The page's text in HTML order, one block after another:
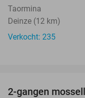
Taormina
Deinze (12 km)
Verkocht: 235
2-gangen